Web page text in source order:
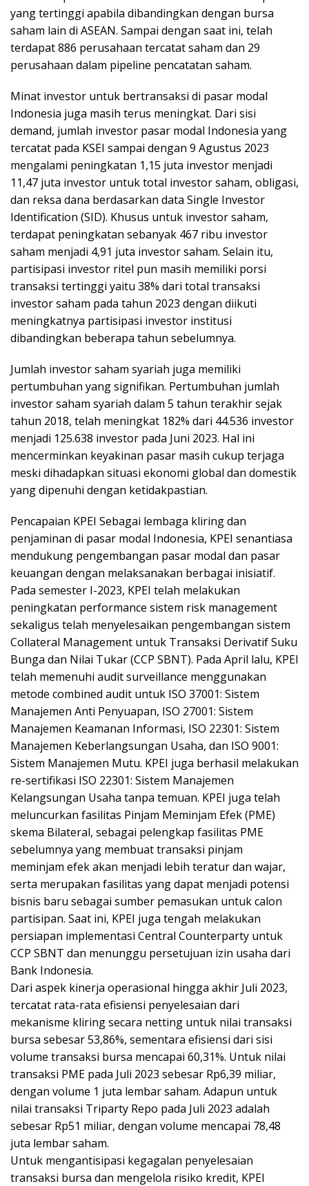
yang tertinggi apabila dibandingkan dengan bursa
saham lain di ASEAN. Sampai dengan saat ini, telah
terdapat 886 perusahaan tercatat saham dan 29
perusahaan dalam pipeline pencatatan saham.
Minat investor untuk bertransaksi di pasar modal
Indonesia juga masih terus meningkat. Dari sisi
demand, jumlah investor pasar modal Indonesia yang
tercatat pada KSEI sampai dengan 9 Agustus 2023
mengalami peningkatan 1,15 juta investor menjadi
11,47 juta investor untuk total investor saham, obligasi,
dan reksa dana berdasarkan data Single Investor
Identification (SID). Khusus untuk investor saham,
terdapat peningkatan sebanyak 467 ribu investor
saham menjadi 4,91 juta investor saham. Selain itu,
partisipasi investor ritel pun masih memiliki porsi
transaksi tertinggi yaitu 38% dari total transaksi
investor saham pada tahun 2023 dengan diikuti
meningkatnya partisipasi investor institusi
dibandingkan beberapa tahun sebelumnya.
Jumlah investor saham syariah juga memiliki
pertumbuhan yang signifikan. Pertumbuhan jumlah
investor saham syariah dalam 5 tahun terakhir sejak
tahun 2018, telah meningkat 182% dari 44.536 investor
menjadi 125.638 investor pada Juni 2023. Hal ini
mencerminkan keyakinan pasar masih cukup terjaga
meski dihadapkan situasi ekonomi global dan domestik
yang dipenuhi dengan ketidakpastian.
Pencapaian KPEI Sebagai lembaga kliring dan
penjaminan di pasar modal Indonesia, KPEI senantiasa
mendukung pengembangan pasar modal dan pasar
keuangan dengan melaksanakan berbagai inisiatif.
Pada semester I-2023, KPEI telah melakukan
peningkatan performance sistem risk management
sekaligus telah menyelesaikan pengembangan sistem
Collateral Management untuk Transaksi Derivatif Suku
Bunga dan Nilai Tukar (CCP SBNT). Pada April lalu, KPEI
telah memenuhi audit surveillance menggunakan
metode combined audit untuk ISO 37001: Sistem
Manajemen Anti Penyuapan, ISO 27001: Sistem
Manajemen Keamanan Informasi, ISO 22301: Sistem
Manajemen Keberlangsungan Usaha, dan ISO 9001:
Sistem Manajemen Mutu. KPEI juga berhasil melakukan
re-sertifikasi ISO 22301: Sistem Manajemen
Kelangsungan Usaha tanpa temuan. KPEI juga telah
meluncurkan fasilitas Pinjam Meminjam Efek (PME)
skema Bilateral, sebagai pelengkap fasilitas PME
sebelumnya yang membuat transaksi pinjam
meminjam efek akan menjadi lebih teratur dan wajar,
serta merupakan fasilitas yang dapat menjadi potensi
bisnis baru sebagai sumber pemasukan untuk calon
partisipan. Saat ini, KPEI juga tengah melakukan
persiapan implementasi Central Counterparty untuk
CCP SBNT dan menunggu persetujuan izin usaha dari
Bank Indonesia.
Dari aspek kinerja operasional hingga akhir Juli 2023,
tercatat rata-rata efisiensi penyelesaian dari
mekanisme kliring secara netting untuk nilai transaksi
bursa sebesar 53,86%, sementara efisiensi dari sisi
volume transaksi bursa mencapai 60,31%. Untuk nilai
transaksi PME pada Juli 2023 sebesar Rp6,39 miliar,
dengan volume 1 juta lembar saham. Adapun untuk
nilai transaksi Triparty Repo pada Juli 2023 adalah
sebesar Rp51 miliar, dengan volume mencapai 78,48
juta lembar saham.
Untuk mengantisipasi kegagalan penyelesaian
transaksi bursa dan mengelola risiko kredit, KPEI